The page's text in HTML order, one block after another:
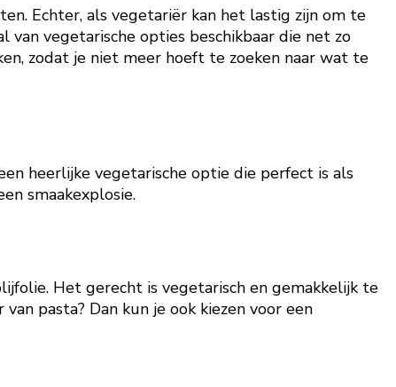
Echter, als vegetariër kan het lastig zijn om te
vegetarische opties beschikbaar die net zo
zodat je niet meer hoeft te zoeken naar wat te
heerlijke vegetarische optie die perfect is als
smaakexplosie.
Het gerecht is vegetarisch en gemakkelijk te
pasta? Dan kun je ook kiezen voor een